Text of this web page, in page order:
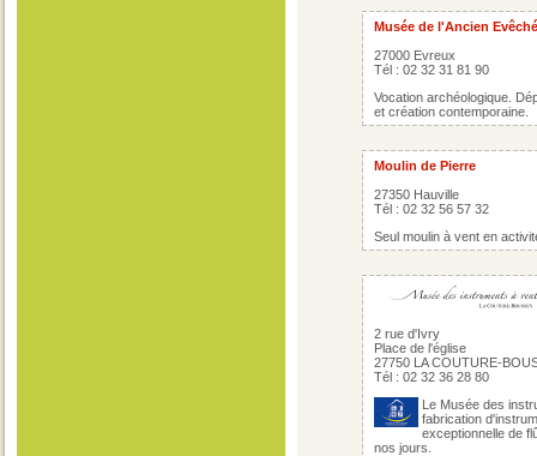
Musée de l'Ancien Evêché
27000 Evreux
Tél : 02 32 31 81 90
Vocation archéologique.
et création contemporaine.
Moulin de Pierre
27350 Hauville
Tél : 02 32 56 57 32
Seul moulin à vent en
2 rue d'Ivry
Place de l'église
27750 LA COUTURE-
Tél : 02 32 36 28 80
Le Musée des
fabrication
exceptionnelle de
nos jours.